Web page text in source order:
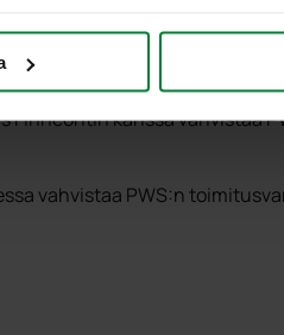
entistä vahvemman
kanssa vahvistaa
vahvistaa PWS:n